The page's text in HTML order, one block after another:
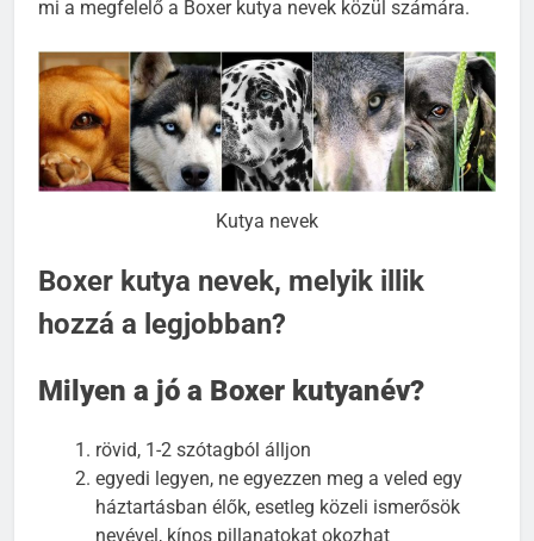
mi a megfelelő a Boxer kutya nevek közül számára.
Kutya nevek
Boxer kutya nevek, melyik illik
hozzá a legjobban?
Milyen a jó a Boxer kutyanév?
rövid, 1-2 szótagból álljon
egyedi legyen, ne egyezzen meg a veled egy
háztartásban élők, esetleg közeli ismerősök
nevével, kínos pillanatokat okozhat